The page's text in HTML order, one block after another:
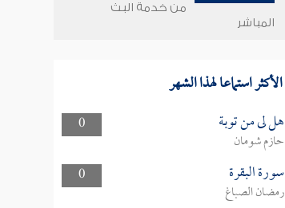
من خدمة البث
المباشر
الأكثر استماعا لهذا الشهر
0 هل لى من توبة
حازم شومان
0
سورة البقرة
رمضان الصباغ